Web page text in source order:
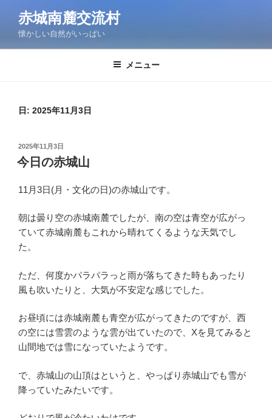
ン
赤城南麓交流村
懐かしい自然がいっぱい
メニュー
日: 2025年11月3日
投
稿
日:
2025年11月3日
今日の赤城山
11月3日(月・文化の日)の赤城山です。
朝は曇り空の赤城南麓でしたが、南の空は青空が広がっ
ていて赤城南麓もこれから晴れてくるような天気でし
た。
ただ、何度かパラパラっと雨が落ちてきた時もあったり
風も吹いたりと、大気が不安定な感じでした。
お昼頃には赤城南麓も青空が広がってきたのですが、西
の空には雪雲のような雲が出ていたので、Xを見てみると
山間地では雪になっていたようです。
で、赤城山の山頂はというと、やっぱり赤城山でも雪が
降っていたみたいです。